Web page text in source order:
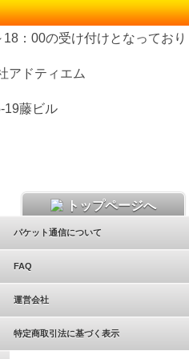
：00の受け付けとなっており
アドティエム
19藤ビル
トップページへ
パケット通信について
FAQ
運営会社
特定商取引法に基づく表示